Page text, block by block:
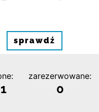
sprawdź
zarezerwowane:
0